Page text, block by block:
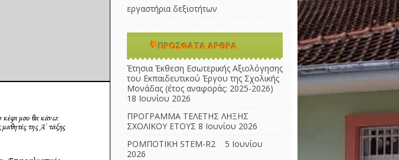
εργαστήρια δεξιοτήτων
ΠΡΌΣΦΑΤΑ ΆΡΘΡΑ
Έτησια Έκθεση Εσωτερικής Αξιολόγησης
του Εκπαιδευτικού Έργου της Σχολικής
Μονάδας (έτος αναφοράς: 2025-2026)
18 Ιουνίου 2026
ΠΡΟΓΡΑΜΜΑ ΤΕΛΕΤΗΣ ΛΗΞΗΣ
ΣΧΟΛΙΚΟΥ ΕΤΟΥΣ 8 Ιουνίου 2026
ΡΟΜΠΟΤΙΚΗ STEM-R2
5 Ιουνίου
2026